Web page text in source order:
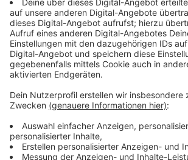
folgende Punkte gemeinsam mit den
Teilnehmenden erarbeitet:
• Wie wird Künstliche Intelligenz
Anwendung eingesetzt?
aufgenommen werden?
• Welche lokalen Anbieter (z.B.
oder Tauschbörsen) sollen enthalten